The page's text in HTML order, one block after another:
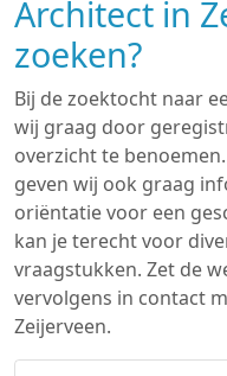
Architect in
zoeken?
Bij de zoektocht naar
wij graag door
overzicht te
geven wij ook graag
oriëntatie voor een
kan je terecht voor
vraagstukken. Zet de
vervolgens in contact
Zeijerveen.